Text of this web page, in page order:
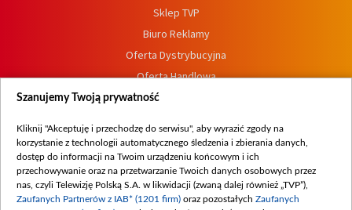
Sklep TVP
Biuro Reklamy
Oferta Dystrybucyjna
Oferta Handlowa
Dostępność
Procedura zgłoszeń wewnętrznych
Szanujemy Twoją prywatność
Kliknij "Akceptuję i przechodzę do serwisu", aby wyrazić zgody na
korzystanie z technologii automatycznego śledzenia i zbierania danych,
dostęp do informacji na Twoim urządzeniu końcowym i ich
przechowywanie oraz na przetwarzanie Twoich danych osobowych przez
nas, czyli Telewizję Polską S.A. w likwidacji (zwaną dalej również „TVP”),
Zaufanych Partnerów z IAB* (1201 firm) oraz pozostałych Zaufanych